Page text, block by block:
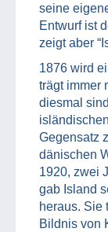
seine
Entwurf ist
zeigt aber
1876 wird
trägt immer
diesmal
Gegensatz
dänischen
1920, zwei
gab Island
heraus. Sie
Bildnis von